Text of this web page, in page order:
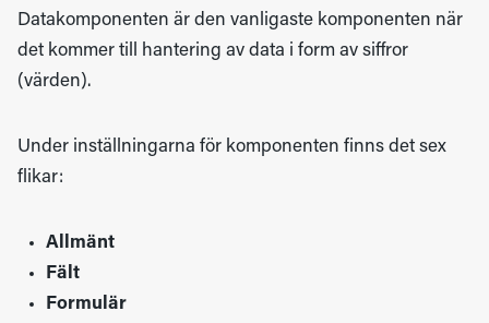
Datakomponenten är den vanligaste komponenten när
det kommer till hantering av data i form av siffror
(värden).
Under inställningarna för komponenten finns det sex
flikar:
Allmänt
Fält
Formulär